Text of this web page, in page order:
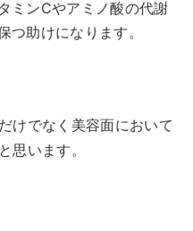
ミンCやアミノ酸の代謝
つ助けになります。
けでなく美容面において
思います。